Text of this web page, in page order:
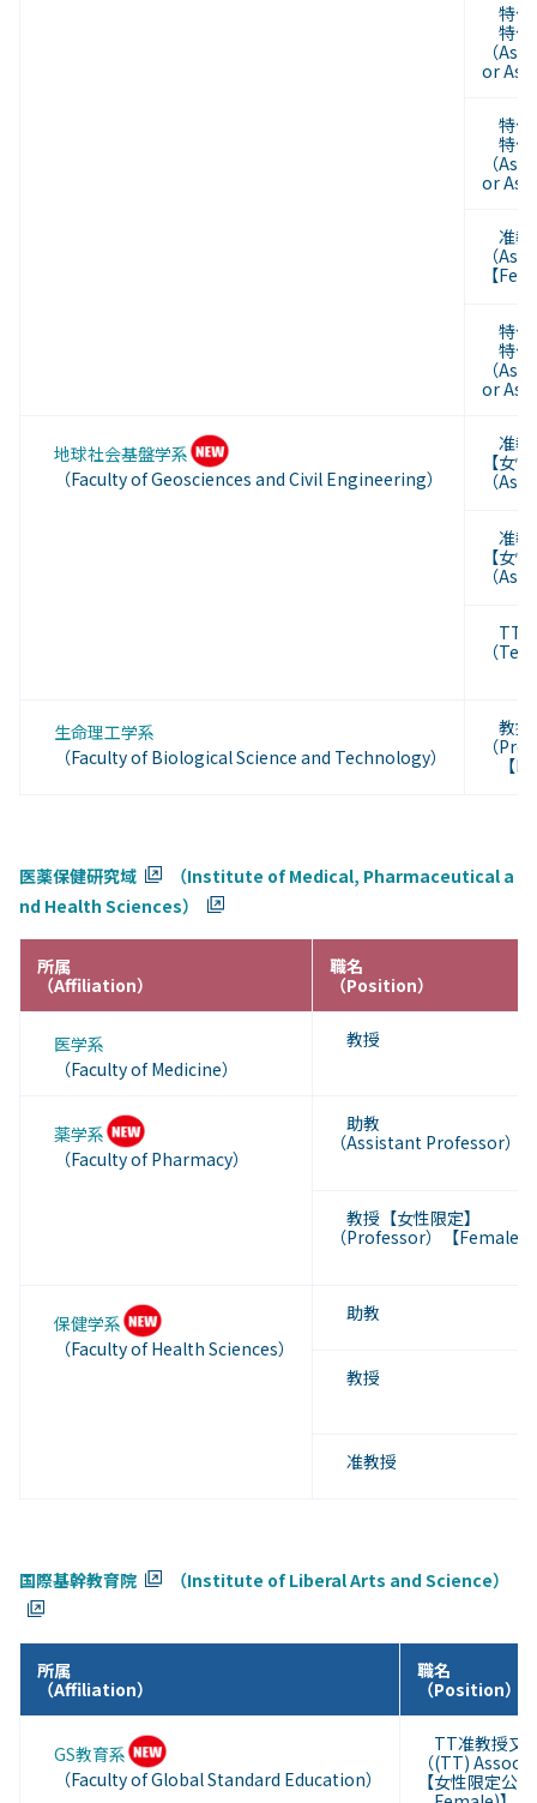
特任
特任
（
or
特任
特任
（
or
准教
（
【
特任
特任
（
or
地球社会基盤学系
（Faculty of Geosciences and Civil Engineering）
准教
【女
（
准教
【女
（
TT
（
生命理工学系
（Faculty of Biological Science and Technology）
教授
（
【
医薬保健研究域
（Institute of Medical, Pharmaceutical a
nd Health Sciences）
所属
（Affiliation）
職名
（Position）
医学系
（Faculty of Medicine）
教授
薬学系
（Faculty of Pharmacy）
助教
（Assistant Professor）
教授【女性限定】
（Professor）【Female】
保健学系
（Faculty of Health Sciences）
助教
教授
准教授
国際基幹教育院 （Institute of Liberal Arts and Science）
所属
（Affiliation）
職名
（Position）
GS教育系
（Faculty of Global Standard Education）
TT准教授又
（(TT)
【女性限定公